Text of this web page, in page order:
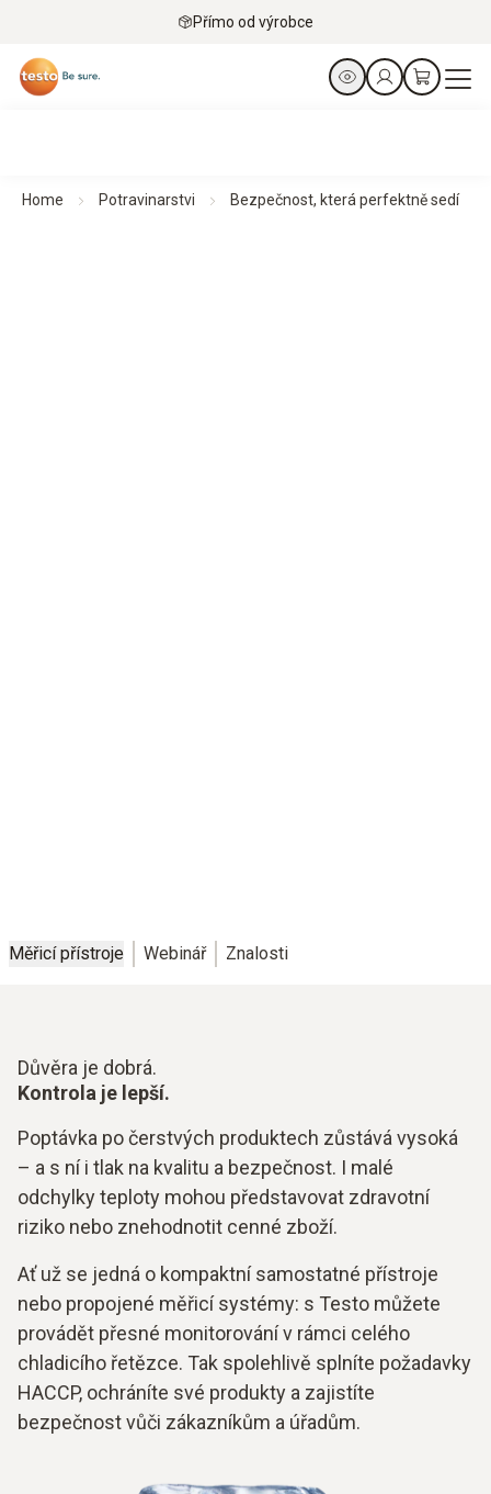
Přímo od výrobce
Home Potravinarstvi Bezpečnost, která perfektně sedí
Měřicí přístroje Webinář Znalosti
Důvěra je dobrá.
Kontrola je lepší.
Poptávka po čerstvých produktech zůstává vysoká
– a s ní i tlak na kvalitu a bezpečnost. I malé
odchylky teploty mohou představovat zdravotní
riziko nebo znehodnotit cenné zboží.
Ať už se jedná o kompaktní samostatné přístroje
nebo propojené měřicí systémy: s Testo můžete
provádět přesné monitorování v rámci celého
chladicího řetězce. Tak spolehlivě splníte požadavky
HACCP, ochráníte své produkty a zajistíte
bezpečnost vůči zákazníkům a úřadům.